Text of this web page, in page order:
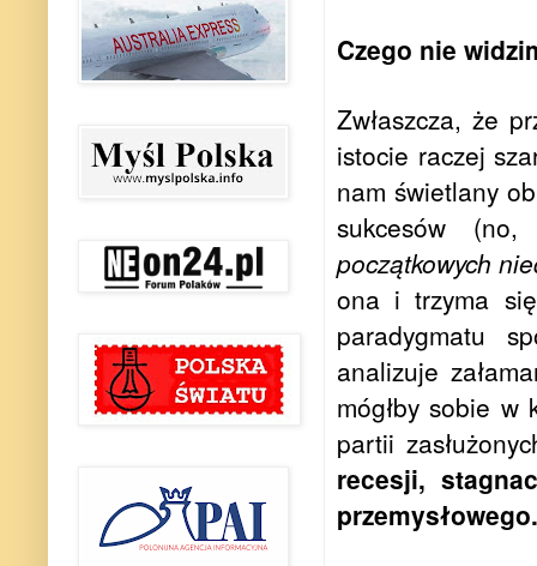
Czego nie
Zwłaszcza, że
istocie raczej
nam świetlany
sukcesów
początkowych
ona i trzyma
paradygmatu
analizuje
mógłby sobie w
partii
recesji,
przemysłowego.